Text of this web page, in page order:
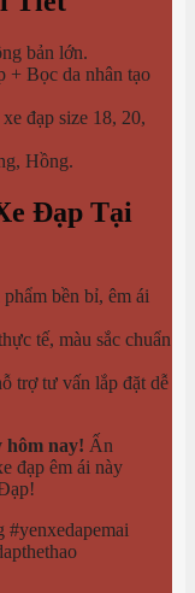
bản lớn.
+ Bọc da nhân tạo
đạp size 18, 20,
Hồng.
Đạp Tại
bền bỉ, êm ái
tế, màu sắc chuẩn
trợ tư vấn lắp đặt dễ
hôm nay! Ấn
đạp êm ái này
#yenxedapemai